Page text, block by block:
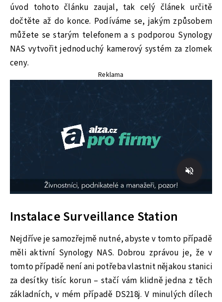
úvod tohoto článku zaujal, tak celý článek určitě
dočtěte až do konce. Podíváme se, jakým způsobem
můžete se starým telefonem a s podporou Synology
NAS vytvořit jednoduchý kamerový systém za zlomek
ceny.
Reklama
Instalace Surveillance Station
Nejdříve je samozřejmě nutné, abyste v tomto případě
měli aktivní Synology NAS. Dobrou zprávou je, že v
tomto případě není ani potřeba vlastnit nějakou stanici
za desítky tisíc korun – stačí vám klidně jedna z těch
základních, v mém případě DS218j. V minulých dílech